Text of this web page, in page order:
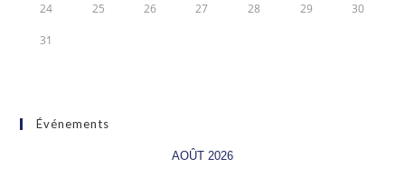
24 25 26 27 28 29 30
31
Événements
AOÛT 2026